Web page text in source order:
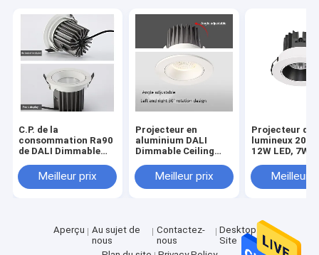
C.P. de la
consommation Ra90
de DALI Dimmable
d'AC180V-240V 12W
LED
Meilleur prix
Projecteur en
aluminium DALI
Dimmable Ceiling
12W LEDMeilleur prix
Projecteur du
lumineux
12W LED, 7W
plafond LED
Meilleur
Aperçu
Au sujet de
nous
Contactez-
nous
Desktop
Site